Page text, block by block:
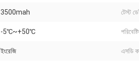
3500mah টেস্ট
-5℃~+50℃
ইংরেজি এসডি